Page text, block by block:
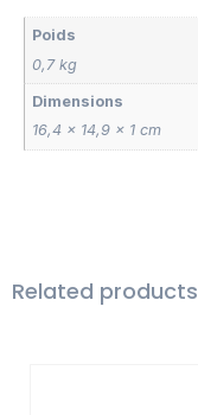
Poids
0,7 kg
Dimensions
16,4 × 14,9 × 1 cm
Related products